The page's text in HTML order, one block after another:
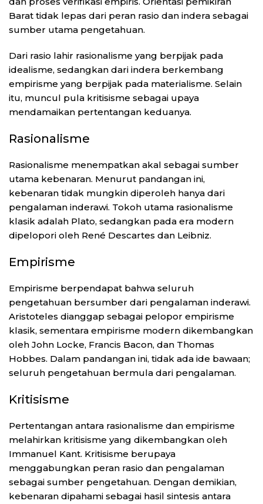
Barat tidak lepas dari peran rasio dan indera sebagai
sumber utama pengetahuan.
Dari rasio lahir rasionalisme yang berpijak pada
idealisme, sedangkan dari indera berkembang
empirisme yang berpijak pada materialisme. Selain
itu, muncul pula kritisisme sebagai upaya
mendamaikan pertentangan keduanya.
Rasionalisme
Rasionalisme menempatkan akal sebagai sumber
utama kebenaran. Menurut pandangan ini,
kebenaran tidak mungkin diperoleh hanya dari
pengalaman inderawi. Tokoh utama rasionalisme
klasik adalah Plato, sedangkan pada era modern
dipelopori oleh René Descartes dan Leibniz.
Empirisme
Empirisme berpendapat bahwa seluruh
pengetahuan bersumber dari pengalaman inderawi.
Aristoteles dianggap sebagai pelopor empirisme
klasik, sementara empirisme modern dikembangkan
oleh John Locke, Francis Bacon, dan Thomas
Hobbes. Dalam pandangan ini, tidak ada ide bawaan;
seluruh pengetahuan bermula dari pengalaman.
Kritisisme
Pertentangan antara rasionalisme dan empirisme
melahirkan kritisisme yang dikembangkan oleh
Immanuel Kant. Kritisisme berupaya
menggabungkan peran rasio dan pengalaman
sebagai sumber pengetahuan. Dengan demikian,
kebenaran dipahami sebagai hasil sintesis antara